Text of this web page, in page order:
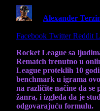
Alexander
Facebook Twitter Reddit
Rocket League sa
Rematch trenutno u
League proteklih 10
benchmark u igrama
na različite načine da se
žanra, i izgleda da je
odgovarajuću formulu.